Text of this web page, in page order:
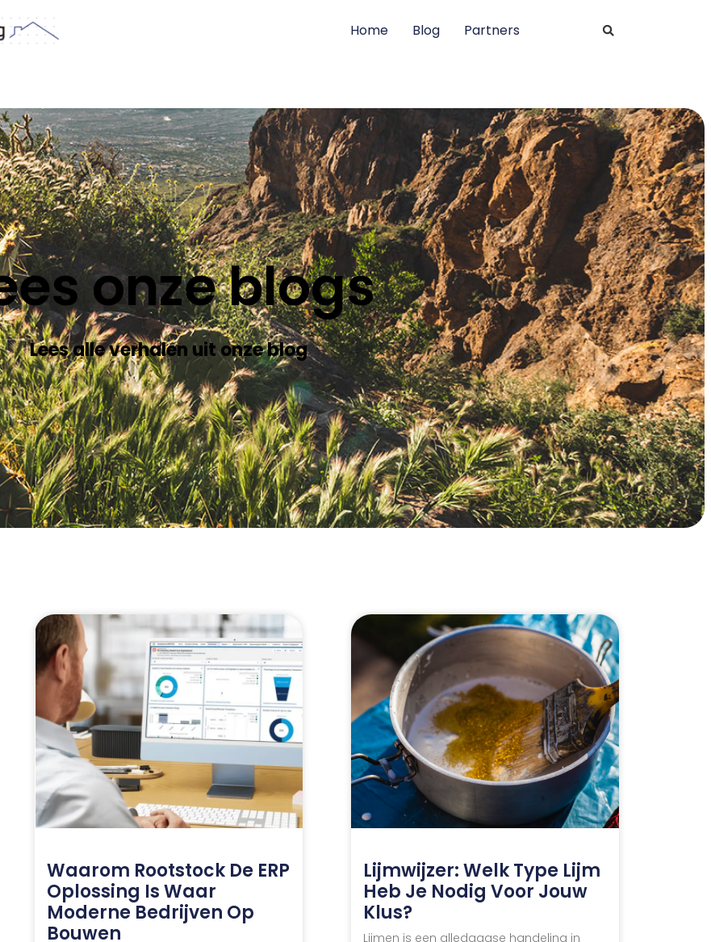
Home Blog Partners
onze blogs
Lees alle verhalen uit onze blog
Waarom Rootstock De ERP
Oplossing Is Waar
Moderne Bedrijven Op
Bouwen
Lijmwijzer: Welk Type Lijm
Heb Je Nodig Voor Jouw
Klus?
Lijmen is een alledaagse handeling in